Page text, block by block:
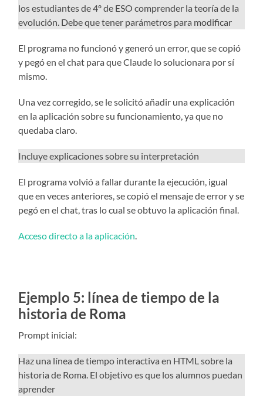
los estudiantes de 4º de ESO comprender la teoría de la
evolución. Debe que tener parámetros para modificar
El programa no funcionó y generó un error, que se copió
y pegó en el chat para que Claude lo solucionara por sí
mismo.
Una vez corregido, se le solicitó añadir una explicación
en la aplicación sobre su funcionamiento, ya que no
quedaba claro.
Incluye explicaciones sobre su interpretación
El programa volvió a fallar durante la ejecución, igual
que en veces anteriores, se copió el mensaje de error y se
pegó en el chat, tras lo cual se obtuvo la aplicación final.
Acceso directo a la aplicación
Ejemplo 5: línea de tiempo de la
historia de Roma
Prompt inicial:
Haz una línea de tiempo interactiva en HTML sobre la
historia de Roma. El objetivo es que los alumnos puedan
aprender